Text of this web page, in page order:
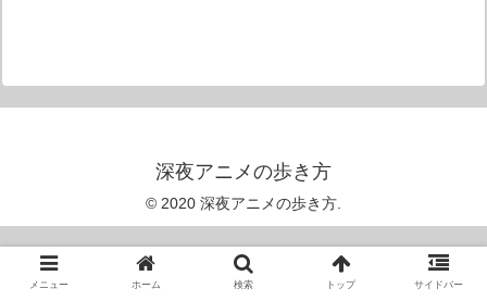
深夜アニメの歩き方
© 2020 深夜アニメの歩き方.
メニュー ホーム 検索 トップ サイドバー